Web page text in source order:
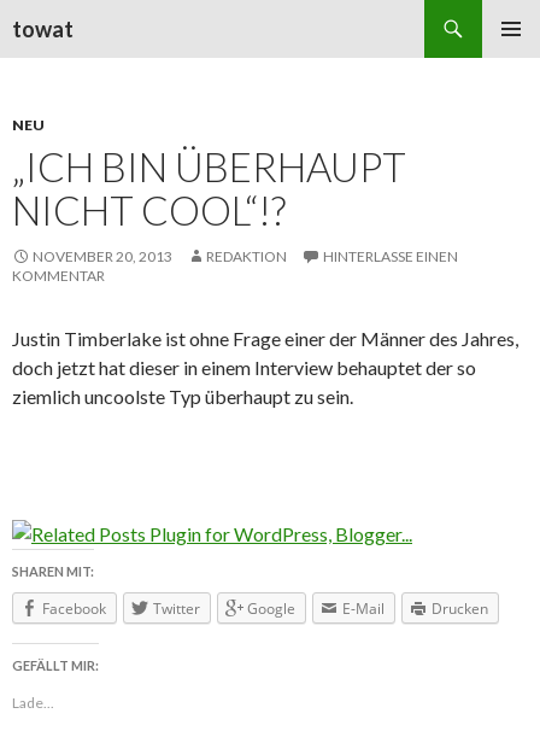
towat
NEU
„ICH BIN ÜBERHAUPT
NICHT COOL“!?
NOVEMBER 20, 2013 REDAKTION
HINTERLASSE EINEN
KOMMENTAR
Justin Timberlake ist ohne Frage einer der Männer des Jahres,
doch jetzt hat dieser in einem Interview behauptet der so
ziemlich uncoolste Typ überhaupt zu sein.
SHAREN MIT:
Facebook Twitter Google E-Mail Drucken
GEFÄLLT MIR:
Lade...